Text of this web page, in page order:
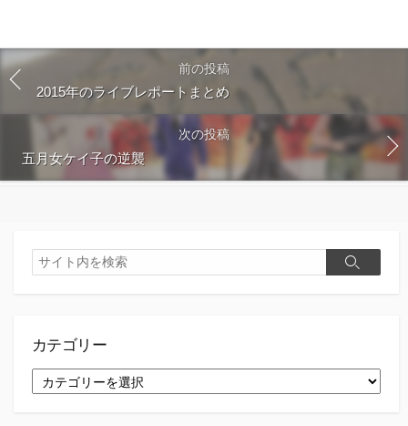
前の投稿
2015年のライブレポートまとめ
次の投稿
五月女ケイ子の逆襲
検
索
検
カテゴリー
テ